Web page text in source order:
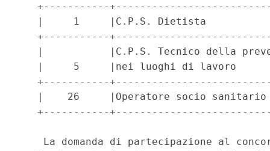
+-----------
|     1     |C.P.S. Dietista
+-----------
|           |C.P.S. Tecnico della
|     5     |nei luoghi di lavoro
+-----------
|    26     |Operatore socio
+-----------
La domanda di partecipazione al